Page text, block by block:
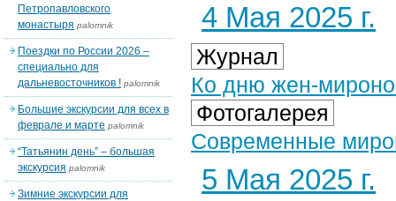
4 Мая 2025 г.
Журнал
Ко дню жен-
Фотогалерея
Современные
5 Мая 2025 г.
Петропавловского
монастыря palomnik
Поездки по России 2026 –
специально для
дальневосточников ! palomnik
Большие экскурсии для всех в
феврале и марте palomnik
“Татьянин день” – большая
экскурсия palomnik
Зимние экскурсии для